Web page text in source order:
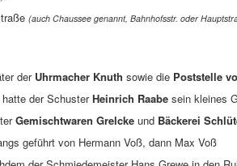
(auch Chaussee genannt, Bahnhofsstr. oder
der Uhrmacher Knuth sowie die Poststelle
der SchusterHeinrich Raabe sein kleines
Gemischtwaren Grelcke und Bäckerei
von Hermann Voß, dann Max Voß